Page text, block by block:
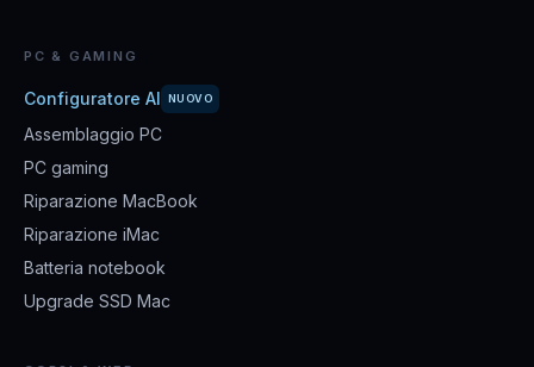
PC & GAMING
Configuratore AI NUOVO
Assemblaggio PC
PC gaming
Riparazione MacBook
Riparazione iMac
Batteria notebook
Upgrade SSD Mac